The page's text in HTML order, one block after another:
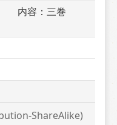
　内容：三巻
ShareAlike)